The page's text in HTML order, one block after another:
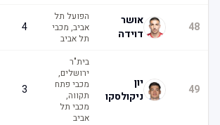
48
אושר
דוידה
הפועל תל
אביב, מכבי
תל אביב
49
יון
ניקולסקו
בית"ר
ירושלים,
מכבי פתח
תקווה,
מכבי תל
אביב